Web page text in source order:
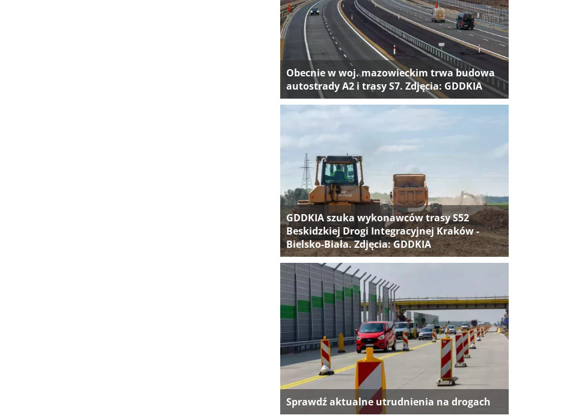
Obecnie w woj. mazowieckim trwa budowa
autostrady A2 i trasy S7. Zdjęcia: GDDKIA
GDDKIA szuka wykonawców trasy S52
Beskidzkiej Drogi Integracyjnej Kraków -
Bielsko-Biała. Zdjęcia: GDDKIA
Sprawdź aktualne utrudnienia na drogach